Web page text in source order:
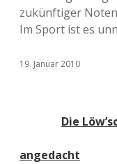
zukünftiger
Im Sport ist es
19. Januar 2010
Die
angedacht